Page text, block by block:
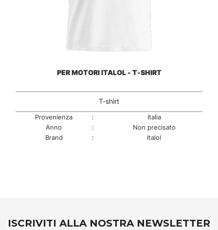
PER MOTORI ITALOL - T-SHIRT
T-shirt
Provenienza :
Italia
Anno
:
Non precisato
Brand
: Italol
ISCRIVITI ALLA NOSTRA NEWSLETTER